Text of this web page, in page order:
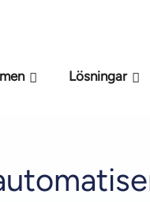
Lösningar
Den nya M-